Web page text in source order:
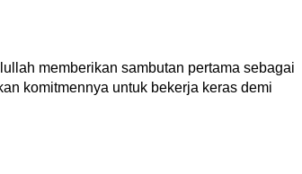
memberikan sambutan pertama sebagai
komitmennya untuk bekerja keras demi